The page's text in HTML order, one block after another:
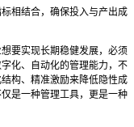
相结合，确保投入与产出成
要实现长期稳健发展，必须
化、自动化的管理能力，不
构、精准激励来降低隐性成
是一种管理工具，更是一种